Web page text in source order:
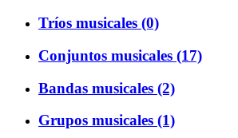
Tríos musicales (0)
Conjuntos musicales (17)
Bandas musicales (2)
Grupos musicales (1)